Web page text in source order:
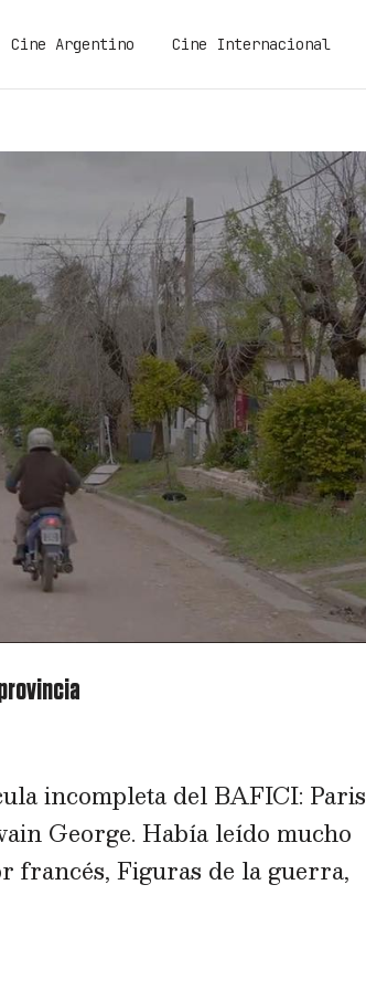
Cine Argentino Cine Internacional
incompleta del BAFICI: Paris
George. Había leído mucho
francés, Figuras de la guerra,